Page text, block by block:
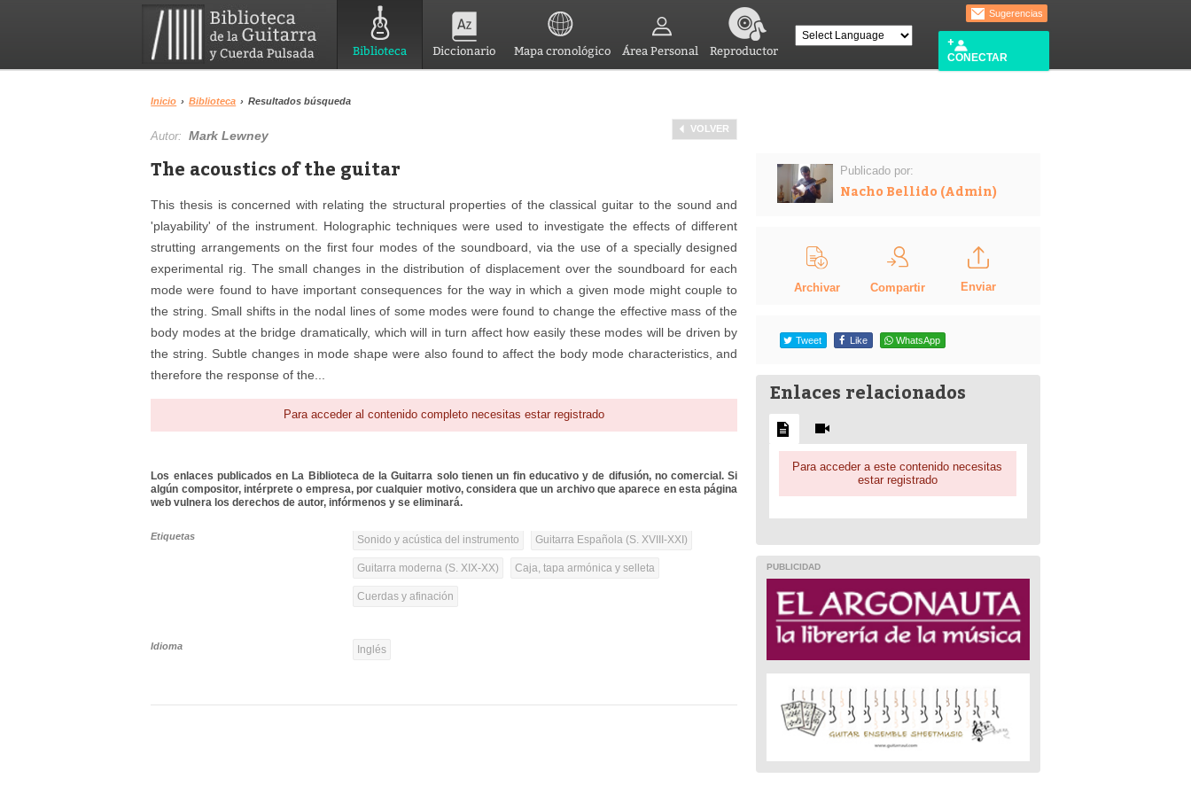
Biblioteca Diccionario Mapa cronológico Área Personal Reproductor
Sugerencias
CONECTAR
Inicio › Biblioteca › Resultados búsqueda
VOLVER
Autor:Mark Lewney
The acoustics of the guitar
This thesis is concerned with relating the structural properties of the classical guitar to the sound and
'playability' of the instrument. Holographic techniques were used to investigate the effects of different
strutting arrangements on the first four modes of the soundboard, via the use of a specially designed
experimental rig. The small changes in the distribution of displacement over the soundboard for each
mode were found to have important consequences for the way in which a given mode might couple to
the string. Small shifts in the nodal lines of some modes were found to change the effective mass of the
body modes at the bridge dramatically, which will in turn affect how easily these modes will be driven by
the string. Subtle changes in mode shape were also found to affect the body mode characteristics, and
therefore the response of the...
Para acceder al contenido completo necesitas estar registrado
Los enlaces publicados en La Biblioteca de la Guitarra solo tienen un fin educativo y de difusión, no comercial. Si
algún compositor, intérprete o empresa, por cualquier motivo, considera que un archivo que aparece en esta página
web vulnera los derechos de autor, infórmenos y se eliminará.
Etiquetas Sonido y acústica del instrumento Guitarra Española (S. XVIII-XXI)
Guitarra moderna (S. XIX-XX) Caja, tapa armónica y selleta
Cuerdas y afinación
Idioma Inglés
Publicado por:
Nacho Bellido (Admin)
Archivar Compartir Enviar
Tweet Like WhatsApp
Enlaces relacionados
Para acceder a este contenido necesitas
estar registrado
PUBLICIDAD